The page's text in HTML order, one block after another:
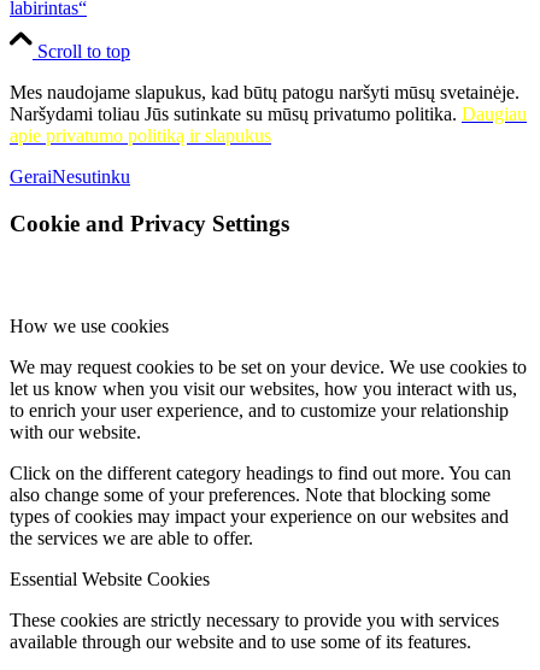
interneto svetainėje
virtuali viktorina „Pasaulinė kultūros diena“, skirta Pasaulinei
paskyrojehttps://www.facebook.com/silutesbibliotekair
interneto svetainėjewww.silutevb.lt.
***
Balandžio 18 d.
skirta šv. Velykoms. Žr. F. Bajoraičio viešosios bibliotekos feisbuko
paskyrojehttps://www.facebook.com/silutesbiblioteka
Renginiai viešosios bibliotekos filialuose:
Balandžio 12 d. 10.00 val. Saugų fil.–Saugų J. Mikšo
pagrindinės mokyklos ikimokyklinės grupės „Saulutės“ projektas
„Spalvų pasaulis“: bendros vaikų ir tėvelių piešinių parodos
„Spalvų šėlsmas“ pristatymas (mokyt. Nijolė Beržinienė).
***
Balandžio 13 d. 14.00 val.Vainuto fil.– edukacinė popietė
„Margučių marginimas vašku“.
konstruktorių „LEGO MINDSTORM EV3“ rinkiniais iržaidimo
platforma ,,Roblox”;16.00 val. Rusnės fil.– edukacinių
labirintas“
Scroll to top
Mes naudojame slapukus, kad būtų patogu naršyti mūsų svetainėje.
Naršydami toliau Jūs sutinkate su mūsų privatumo politika. Daugiau
apie privatumo politiką ir slapukus
GeraiNesutinku
Cookie and Privacy Settings
How we use cookies
We may request cookies to be set on your device. We use cookies to
let us know when you visit our websites, how you interact with us,
to enrich your user experience, and to customize your relationship
with our website.
Click on the different category headings to find out more. You can
also change some of your preferences. Note that blocking some
types of cookies may impact your experience on our websites and
the services we are able to offer.
Essential Website Cookies
These cookies are strictly necessary to provide you with services
available through our website and to use some of its features.